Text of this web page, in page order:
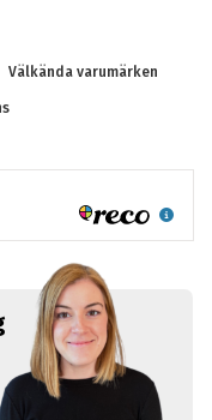
Välkända varumärken